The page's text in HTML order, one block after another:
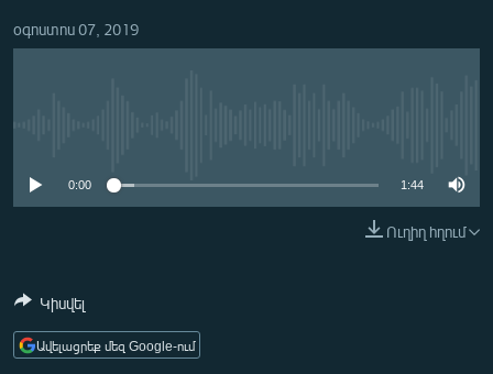
ՏՆՏԵՍՈՒԹՅՈՒՆ
ՄԻՋԱԶԳԱՅԻՆ
ՄԵԿՆԱԲԱՆՈՒԹՅՈՒՆ
ՏՏ ԵՒ ԻՆՏԵՐՆԵՏ
օգոստոս 07, 2019
0:00 1:44
Ուղիղ հղում
Կիսվել
Ավելացրեք մեզ Google-ում